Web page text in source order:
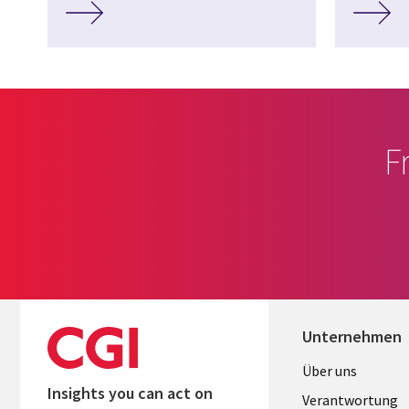
Insights you can act on
Unternehmen
Useful
Über uns
Verantwortung